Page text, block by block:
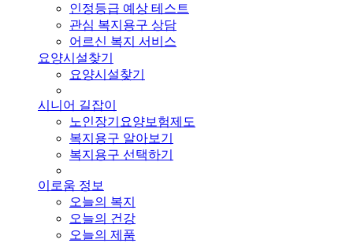
인정등급 예상 테스트
관심 복지용구 상담
어르신 복지 서비스
요양시설찾기
요양시설찾기
시니어 길잡이
노인장기요양보험제도
복지용구 알아보기
복지용구 선택하기
이로움 정보
오늘의 복지
오늘의 건강
오늘의 제품